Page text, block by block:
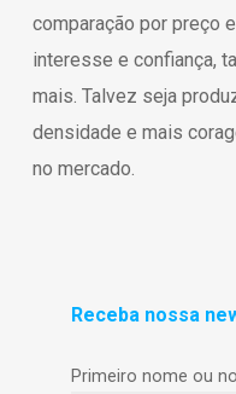
comparação por preço
interesse e confiança,
mais. Talvez seja
densidade e mais
no mercado.
Receba nossa
Primeiro nome ou